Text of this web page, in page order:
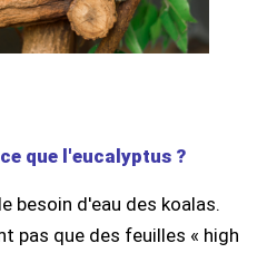
que l'eucalyptus ?
besoin d'eau des koalas.
pas que des feuilles « high